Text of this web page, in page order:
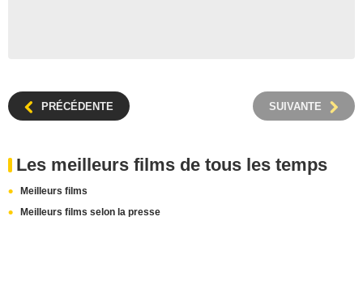
PRÉCÉDENTE SUIVANTE
Les meilleurs films de tous les temps
Meilleurs films
Meilleurs films selon la presse